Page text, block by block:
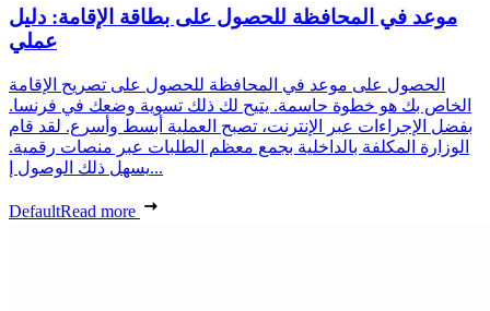
موعد في المحافظة للحصول على بطاقة الإقامة: دليل
عملي
الحصول على موعد في المحافظة للحصول على تصريح الإقامة
الخاص بك هو خطوة حاسمة. يتيح لك ذلك تسوية وضعك في فرنسا.
بفضل الإجراءات عبر الإنترنت، تصبح العملية أبسط وأسرع. لقد قام
الوزارة المكلفة بالداخلية بجمع معظم الطلبات عبر منصات رقمية.
يسهل ذلك الوصول إ...
DefaultRead more